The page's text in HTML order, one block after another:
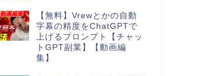
【無料】Vrewとかの自動
字幕の精度をChatGPTで
上げるプロンプト【チャッ
トGPT副業】【動画編
集】